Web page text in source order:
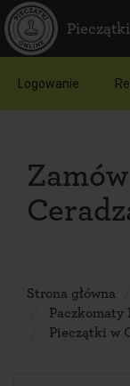
Logowanie
Strona główna
Paczkomaty
Pieczątki w